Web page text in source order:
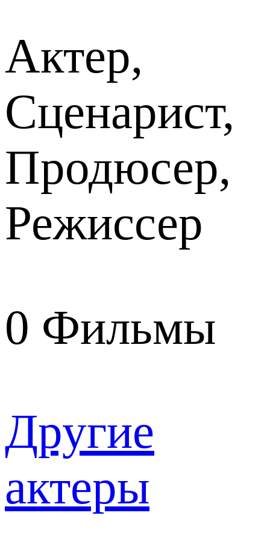
Актер,
Сценарист,
Продюсер,
Режиссер
0 Фильмы
Другие
актеры